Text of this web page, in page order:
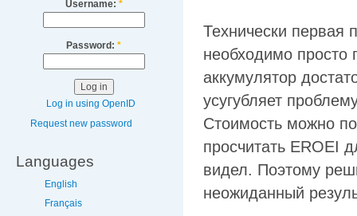
Username: *
Password: *
Log in using OpenID
Request new password
Languages
English
Français
Технически
необходимо просто
аккумулятор
усугубляет
Стоимость можно
просчитать EROEI
видел. Поэтому
неожиданный